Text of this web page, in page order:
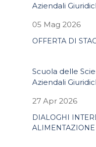
Aziendali
05 Mag 2026
OFFERTA DI
Scuola delle
Aziendali
27 Apr 2026
DIALOGHI